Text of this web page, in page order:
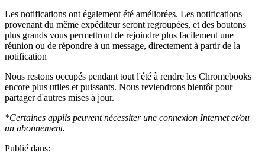
Les notifications ont également été améliorées. Les notifications
provenant du même expéditeur seront regroupées, et des boutons
plus grands vous permettront de rejoindre plus facilement une
réunion ou de répondre à un message, directement à partir de la
notification
Nous restons occupés pendant tout l'été à rendre les Chromebooks
encore plus utiles et puissants. Nous reviendrons bientôt pour
partager d'autres mises à jour.
*Certaines applis peuvent nécessiter une connexion Internet et/ou
un abonnement.
Publié dans: